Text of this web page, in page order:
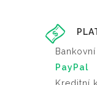
PayPal